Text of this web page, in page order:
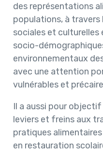
des représentations
populations, à travers
sociales et
socio-
environnementaux
avec une attention
vulnérables et
Il a aussi pour
leviers et freins aux
pratiques
en restauration